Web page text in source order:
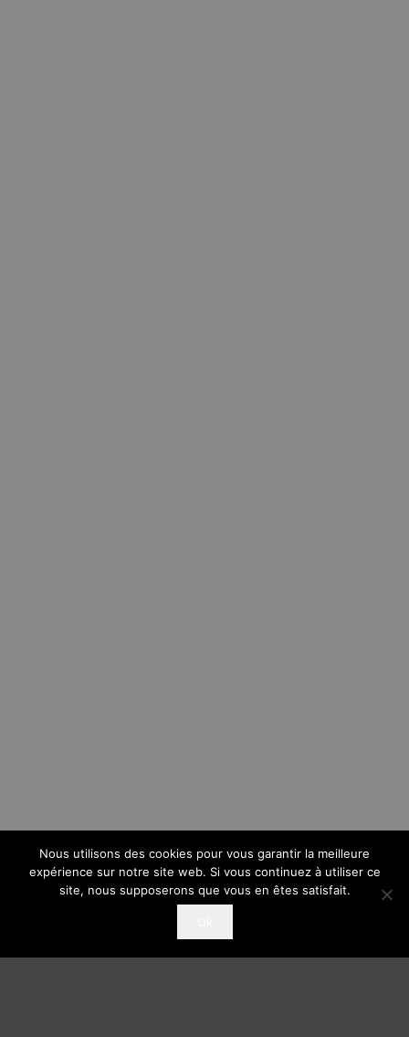
Nous utilisons des cookies pour vous garantir la meilleure
expérience sur notre site web. Si vous continuez à utiliser ce
site, nous supposerons que vous en êtes satisfait.